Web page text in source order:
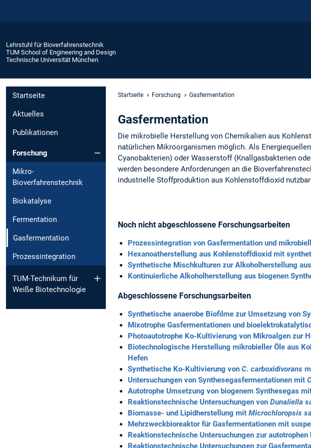
Lehrstuhl für Bioverfahrenstechnik
TUM School of Engineering and Design
Technische Universität München
Startseite
Aktuelles
Publikationen
Forschung
Mikro-
Bioverfahrenstechnik
Biokatalyse
Fermentation
Gasfermentation
Prozessintegration
TUM-Technikum für
Weiße Biotechnologie
Startseite Forschung Gasfermentation
Gasfermentation
Die mikrobielle Herstellung von Chemikalien aus
natürlichen Mikroorganismen möglich. Als
Cyanobakterien) oder Wasserstoff (Knallgasbakterien
werden besondere Anforderungen an die
industrielle Stoffproduktion aus Kohlenstoffdioxid
Noch nicht abgeschlossene Forschungsarbeiten
Prozessintegration von Gasfermentation und
Hexanoatherstellung aus Kohlenstoffdioxid mit
Synthetische Mischkulturen zur Alkoholherstellung
Kontinuierliche Alkoholherstellung aus biogenen
Abgeschlossene Forschungsarbeiten
Synthetische anaerobe Biofilme zur Umsetzung von
Mixotrophe Gasfermentationen und
Photoautotrophe Ko-Kultivierung von Mikroalgen zur
Biotechnologische Herstellung mikrobieller Öle aus
Hefen
Synthetische Ko-Kultivierung von C. carboxidivorans
Untersuchungen von Synthesegasfermentationen mit
Autotrophe Umsetzung von biogenem Synthesegas
Reaktionstechnische Untersuchungen von Dunaliella
Biomasse- und Lipidherstellung mit Microchloropsis
Mehrzweckbioreaktor für Gasfermentationen mit
Reaktionstechnische Untersuchungen zur
Reaktionstechnische Untersuchungen zur